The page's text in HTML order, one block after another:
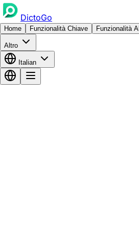
DictoGo
Home Funzionalità Chiave Funzionalità AI
Altro
Italian